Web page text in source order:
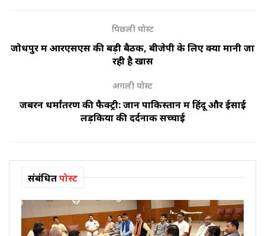
पिछली पोस्ट
जोधपुर में आरएसएस की बड़ी बैठक, बीजेपी के लिए क्यों मानी जा
रही है खास
अगली पोस्ट
जबरन धर्मांतरण की फैक्ट्री: जानें पाकिस्तान में हिंदू और ईसाई
लड़कियों की दर्दनाक सच्चाई
संबंधितपोस्ट